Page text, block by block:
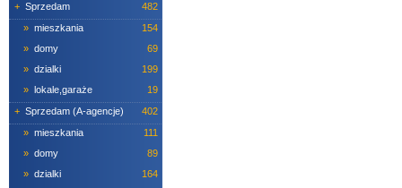
+ Sprzedam
482
» mieszkania
154
» domy
69
» dzialki
199
» lokale,garaże
19
+ Sprzedam (A-agencje)
402
» mieszkania
111
» domy
89
» dzialki
164